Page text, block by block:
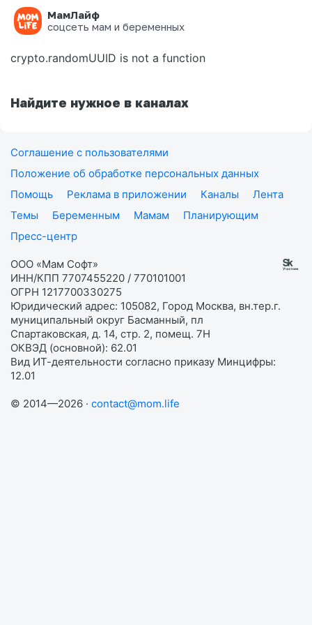
МамЛайф
соцсеть мам и беременных
Ошибка на странице
crypto.randomUUID is not a function
Найдите нужное в каналах
Соглашение с пользователями
Положение об обработке персональных данных
Помощь
Реклама в приложении Каналы
Лента
Темы
Беременным Мамам
Планирующим
Пресс-центр
ООО «Мам Софт»
ИНН/КПП 7707455220 / 770101001
ОГРН 1217700330275
Юридический адрес: 105082, Город Москва, вн.тер.г.
муниципальный округ Басманный, пл
Спартаковская, д. 14, стр. 2, помещ. 7Н
ОКВЭД (основной): 62.01
Вид ИТ-деятельности согласно приказу Минцифры:
12.01
© 2014—2026 · contact@mom.life